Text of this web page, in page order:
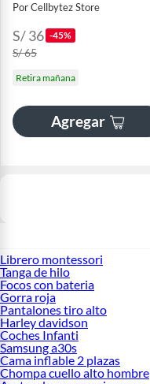
Por Cellbytez Store
S/ 36 -45%
S/ 65
Retira mañana
Agregar
Librero montessori
Tanga de hilo
Focos con bateria
Gorra roja
Pantalones tiro alto
Harley davidson
Coches Infanti
Samsung a30s
Cama inflable 2 plazas
Chompa cuello alto hombre